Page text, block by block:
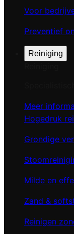
Voor
Preventief
Reiniging
Meer
Hogedruk
Grondige
Milde en
Zand &
Reinigen